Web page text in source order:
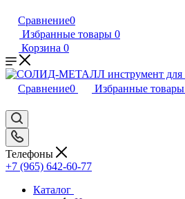
Сравнение0
Избранные товары 0
Корзина 0
Сравнение0 Избранные товары
Телефоны
+7 (965) 642-60-77
Каталог